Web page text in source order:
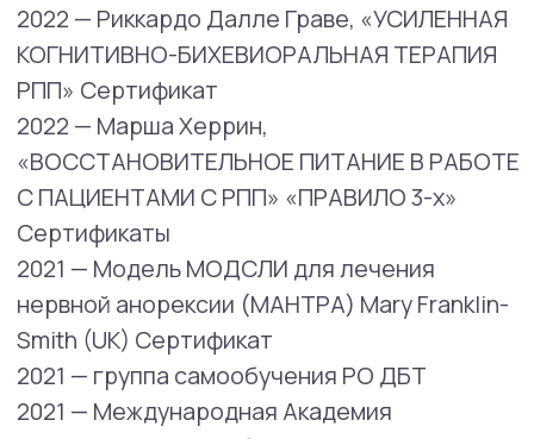
и ответственности с РПП г. Москва
Сертификат Центра Контекстуальной
Поведенческой Терапии (Чернов)
2020 — FACT Т. Кобзева Сертификат
2018−2020 — Centro di Terapia Strategica
Russia Мастер КСТ. Краткосрочная
стратегическая терапия Нардонэ (Италия).
очно Сертификат
2019−2020 — Глубинная психосоматика. Н.
Нуреева Сертификат.
2019 — Focused Acceptance and Commitment
Therapy (FACT) Thomas Gustavsson
Сертификат Центра контекстуальной
поведенческой терапии
2019 — Институт практической психологии
Иматон. Психическая травма:
консультирование и психотерапия